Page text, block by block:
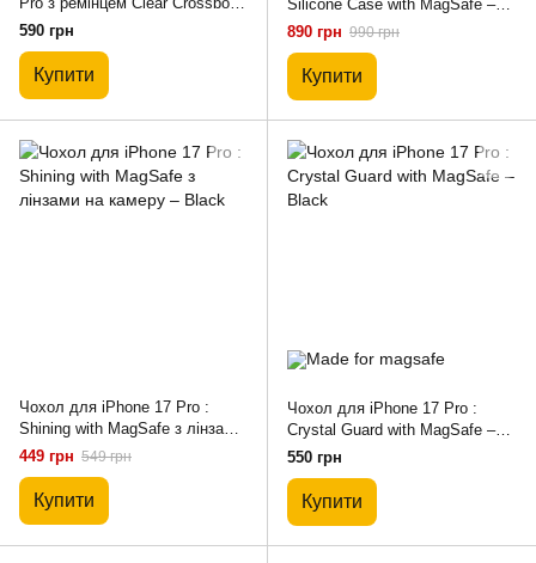
Black
590 грн
Купити
Silicone Case with MagSafe –
Black
890 грн 990 грн
Купити
Чохол для iPhone 17 Pro :
Shining with MagSafe з лінзами
на камеру – Black
449 грн 549 грн
Купити
Чохол для iPhone 17 Pro :
Crystal Guard with MagSafe –
Black
550 грн
Купити